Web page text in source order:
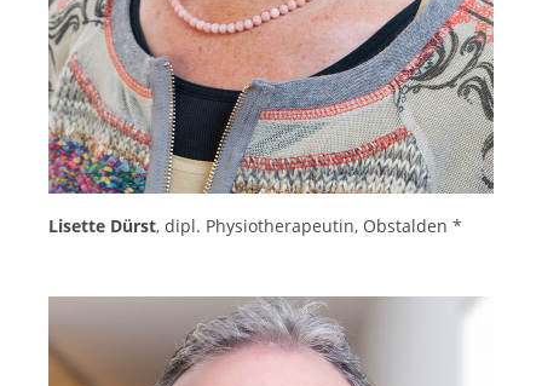
Lisette Dürst, dipl. Physiotherapeutin, Obstalden *